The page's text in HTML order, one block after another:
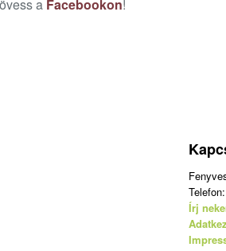
a Facebookon!
Telefon:
Írj